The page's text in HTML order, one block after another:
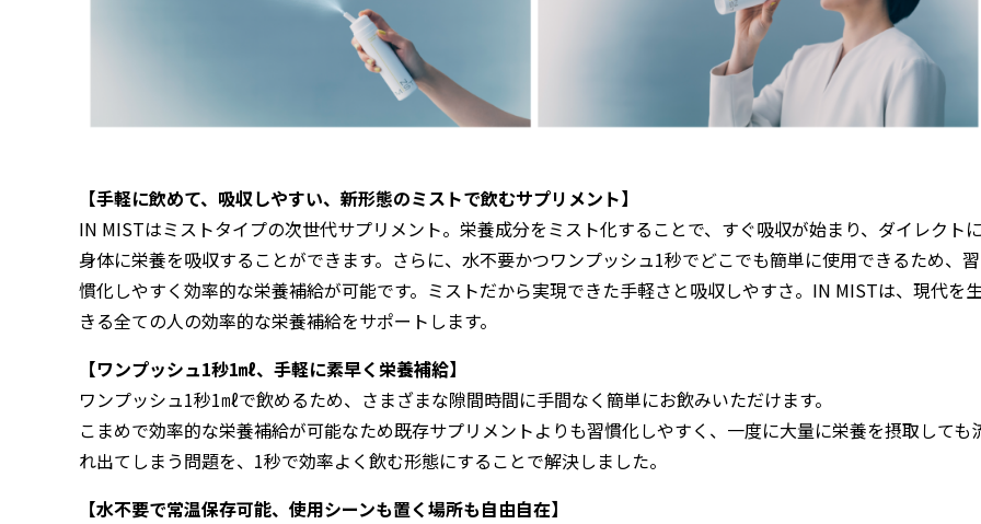
【手軽に飲めて、吸収しやすい、新形態のミストで飲むサプリメント】
IN MISTはミストタイプの次世代サプリメント。栄養成分をミスト化することで、すぐ吸収が始まり、ダイレクトに
身体に栄養を吸収することができます。さらに、水不要かつワンプッシュ1秒でどこでも簡単に使用できるため、習
慣化しやすく効率的な栄養補給が可能です。ミストだから実現できた手軽さと吸収しやすさ。IN MISTは、現代を
きる全ての人の効率的な栄養補給をサポートします。
【ワンプッシュ1秒1㎖、手軽に素早く栄養補給】
ワンプッシュ1秒1㎖で飲めるため、さまざまな隙間時間に手間なく簡単にお飲みいただけます。
こまめで効率的な栄養補給が可能なため既存サプリメントよりも習慣化しやすく、一度に大量に栄養を摂取しても
れ出てしまう問題を、1秒で効率よく飲む形態にすることで解決しました。
【水不要で常温保存可能、使用シーンも置く場所も自由自在】